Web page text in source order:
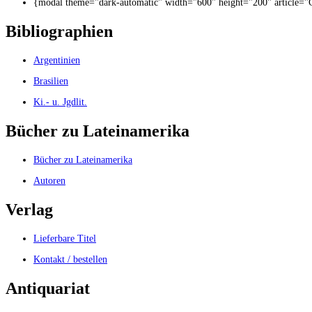
{modal theme="dark-automatic" width="600" height="200"
Bibliographien
Argentinien
Brasilien
Ki.- u. Jgdlit.
Bücher zu Lateinamerika
Bücher zu Lateinamerika
Autoren
Verlag
Lieferbare Titel
Kontakt / bestellen
Antiquariat